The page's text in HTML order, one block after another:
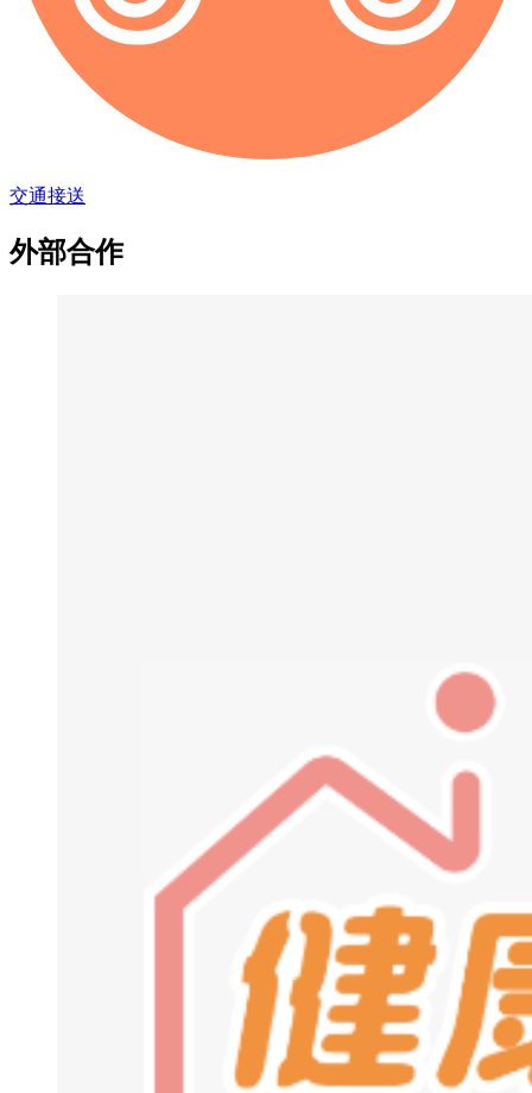
交通接送
外部合作